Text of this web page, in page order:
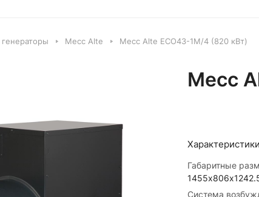
Mecc Alte Mecc Alte ECO43-1M/4 (820 кВт)
Mecc
Характеристики
Габаритные
Система